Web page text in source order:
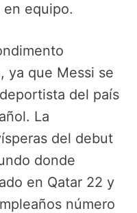
equipo.
ya que Messi se
del país
La
del debut
donde
en Qatar 22 y
número